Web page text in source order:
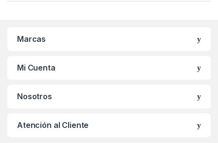
Marcas
Mi Cuenta
Nosotros
Atención al Cliente